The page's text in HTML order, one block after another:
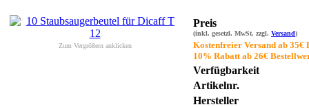
Zum Vergrößern anklicken
Preis
(inkl. gesetzl. MwSt. zzgl. Versand)
Kostenfreier Versand ab 35€
10% Rabatt ab 26€
Verfügbarkeit
Artikelnr.
Hersteller